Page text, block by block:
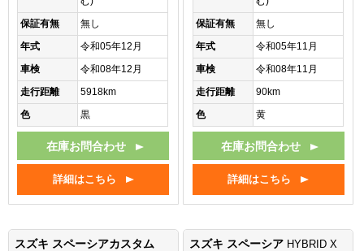
保証有無
無し
年式
令和05年12月
車検
令和08年12月
走行距離
5918km
色
黒
在庫お問合わせ
詳細はこちら
保証有無
無し
年式
令和05年11月
車検
令和08年11月
走行距離
90km
色
黄
在庫お問合わせ
詳細はこちら
スズキ スペーシアカスタム スズキ スペーシア HYBRID X